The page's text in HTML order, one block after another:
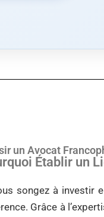
un Avocat
Établir un
songez à investir
Grâce à